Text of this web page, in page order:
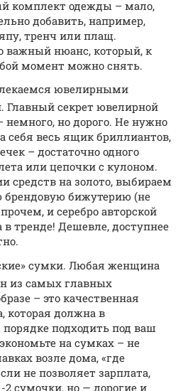
комплект одежды – мало,
добавить, например,
тренч или плащ.
важный нюанс, который, к
момент можно снять.
ювелирными
секрет ювелирной
немного, но дорого. Не нужно
себя весь ящик бриллиантов,
– достаточно одного
или цепочки с кулоном.
средств на золото, выбираем
брендовую бижутерию (не
и серебро авторской
в тренде! Дешевле, доступнее
сумки. Любая женщина
из самых главных
– это качественная
которая должна в
подходить под ваш
на сумках – не
возле дома, «где
не позволяет зарплата,
2 сумочки, но — дорогие и